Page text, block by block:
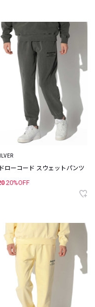
ローコード スウェットパンツ
20%OFF